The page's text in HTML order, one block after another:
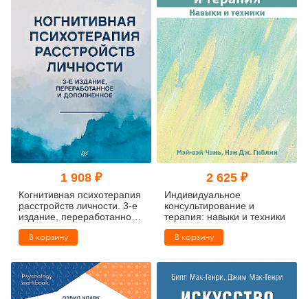
1 908 ₽
Когнитивная психотерапия
расстройств личности. 3-е
издание, переработанное
и дополненное
В корзину
2 625 ₽
Индивидуальное
консультирование и
терапия: навыки и техники
В корзину